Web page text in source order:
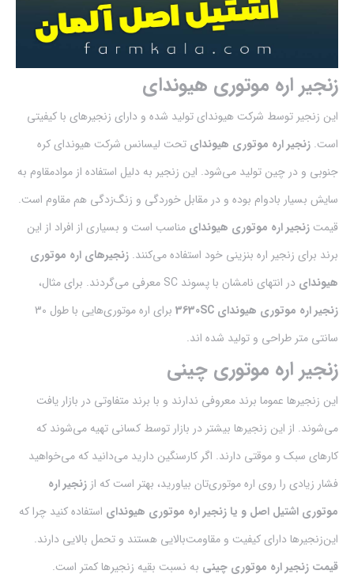
زنجیر اره موتوری هیوندای
این‌ زنجیر توسط شرکت هیوندای تولید شده و دارای زنجیرهای با کیفیتی
است. زنجیر اره موتوری هیوندای تحت لیسانس شرکت هیوندای کره
جنوبی و در چین تولید می‌شود. این زنجیر به دلیل استفاده از موادمقاوم به
سایش بسیار بادوام بوده و در مقابل خوردگی و زنگ‌زدگی هم مقاوم است.
قیمت زنجیر اره موتوری هیوندای مناسب است و بسیاری از افراد از این
برند برای زنجیر اره بنزینی خود استفاده می‌کنند. زنجیرهای اره موتوری
هیوندای در انتهای نامشان با پسوند SC معرفی می‌گردند. برای مثال،
زنجیر اره موتوری هیوندای 3630SC
برای اره موتوری‌هایی با طول 30
سانتی متر طراحی و تولید شده اند.
زنجیر اره موتوری چینی
این زنجیرها عموما برند معروفی ندارند و با برند متفاوتی در بازار یافت
می‌شوند. از این زنجیرها بیشتر در بازار توسط کسانی تهیه می‌شوند که
کارهای سبک و موقتی دارند. اگر کارسنگین دارید می‌دانید که می‌خواهید
فشار زیادی را روی اره موتوری‌تان بیاورید، بهتر است که از زنجیر اره
موتوری اشتیل اصل و یا زنجیر اره موتوری هیوندای استفاده کنید چرا که
این‌زنجیرها دارای کیفیت و مقاومت‌بالایی هستند و تحمل بالایی دارند.
قیمت زنجیر اره موتوری چینی به نسبت بقیه زنجیرها کمتر است.